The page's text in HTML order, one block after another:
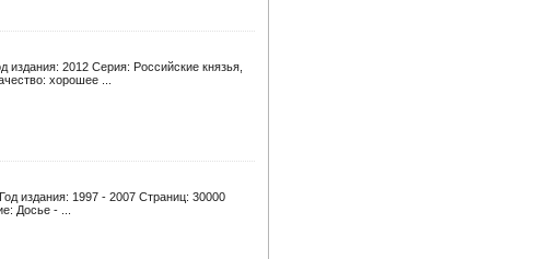
издания: 2012 Серия: Российские князья,
хорошее ...
издания: 1997 - 2007 Страниц: 30000
Досье - ...